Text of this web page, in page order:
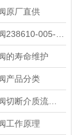
原厂直供
的寿命维护
产品分类
工作原理